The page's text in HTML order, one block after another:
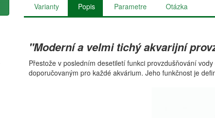
Varianty Popis Parametre Otázka
"Moderní a velmi tichý akvarijní
Přestože v posledním desetiletí funkci provzdušňování
doporučovaným pro každé akvárium. Jeho funkčnost je